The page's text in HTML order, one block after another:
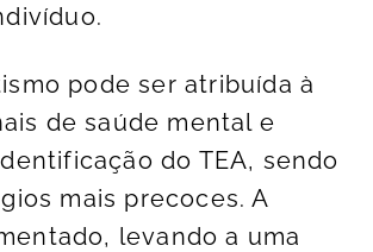
pode ser atribuída à
de saúde mental e
do TEA, sendo
mais precoces. A
levando a uma